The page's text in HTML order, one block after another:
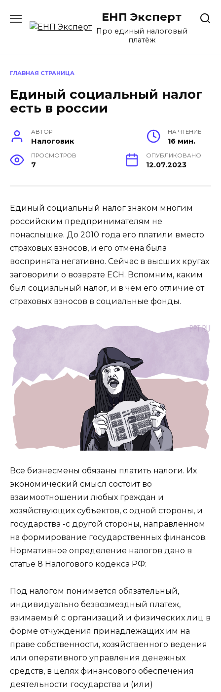
содержанию
ЕНП Эксперт
Про единый налоговый
платёж
ГЛАВНАЯ СТРАНИЦА
Единый социальный налог
есть в россии
АВТОР
Налоговик
НА ЧТЕНИЕ
16 мин.
ПРОСМОТРОВ
7
ОПУБЛИКОВАНО
12.07.2023
Единый социальный налог знаком многим
российским предпринимателям не
понаслышке. До 2010 года его платили вместо
страховых взносов, и его отмена была
воспринята негативно. Сейчас в высших кругах
заговорили о возврате ЕСН. Вспомним, каким
был социальный налог, и в чем его отличие от
страховых взносов в социальные фонды.
Все бизнесмены обязаны платить налоги. Их
экономический смысл состоит во
взаимоотношении любых граждан и
хозяйствующих субъектов, с одной стороны, и
государства -с другой стороны, направленном
на формирование государственных финансов.
Нормативное определение налогов дано в
статье 8 Налогового кодекса РФ:
Под налогом понимается обязательный,
индивидуально безвозмездный платеж,
взимаемый с организаций и физических лиц в
форме отчуждения принадлежащих им на
праве собственности, хозяйственного ведения
или оперативного управления денежных
средств, в целях финансового обеспечения
деятельности государства и (или)